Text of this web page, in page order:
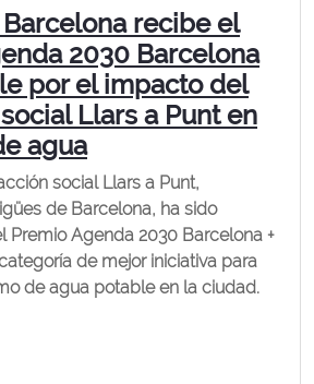
recibe el
2030 Barcelona
por el impacto del
Llars a Punt en
agua
social Llars a Punt,
de Barcelona, ha sido
Premio Agenda 2030 Barcelona +
de mejor iniciativa para
de agua potable en la ciudad.